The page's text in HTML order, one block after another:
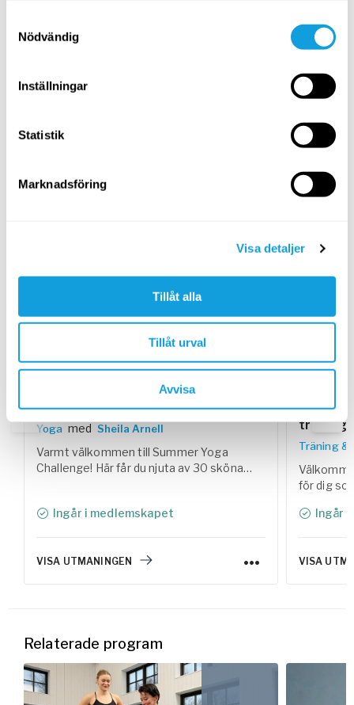
Nödvändig
Inställningar
Statistik
Marknadsföring
Visa detaljer
Tillåt alla
Tillåt urval
Avvisa
MediYoga
Gratis
LÄS MER
Slow
Gratis
LÄS MER
30 dagar
Summer Yoga Challenge
Yoga med Sheila Arnell
Varmt välkommen till Summer Yoga
Challenge! Här får du njuta av 30 sköna
utrymme för både rörelse och vila under
Ingår i medlemskapet
VISA UTMANINGEN
träning
Träning &
för dig
Ingår i
VISA
Relaterade program